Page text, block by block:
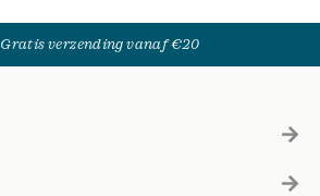
Gratis verzending vanaf €20